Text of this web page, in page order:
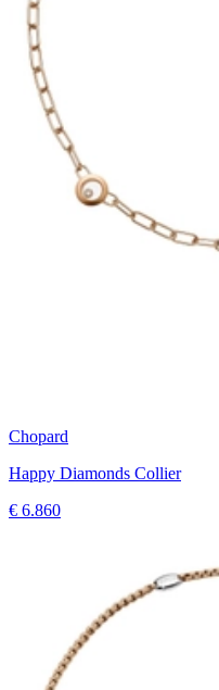
Chopard
Happy Diamonds Collier
€ 6.860